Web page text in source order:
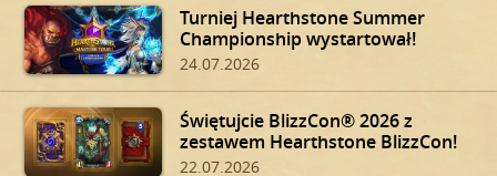
Turniej Hearthstone Summer
Championship wystartował!
24.07.2026
Świętujcie BlizzCon® 2026 z
zestawem Hearthstone BlizzCon!
22.07.2026